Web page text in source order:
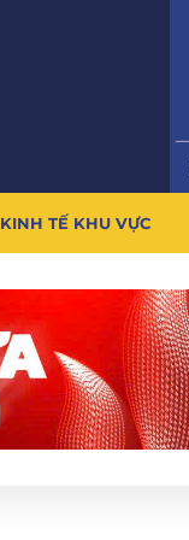
KINH TẾ KHU VỰC